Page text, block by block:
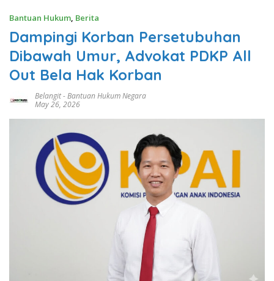
Bantuan Hukum, Berita
Dampingi Korban Persetubuhan
Dibawah Umur, Advokat PDKP All
Out Bela Hak Korban
Belangit-Bantuan Hukum Negara
May 26, 2026